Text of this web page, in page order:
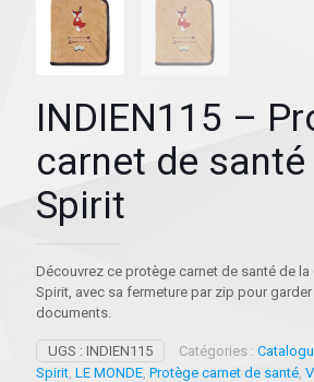
INDIEN115 –
carnet de santé
Spirit
Découvrez ce protège carnet de santé de la
Spirit, avec sa fermeture par zip pour
documents.
UGS : INDIEN115 Catégories :
Spirit LE MONDE Protège carnet de santé